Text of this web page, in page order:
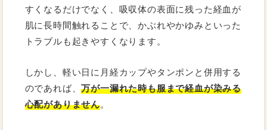
すくなるだけでなく、吸収体の表面に残った経血が
肌に長時間触れることで、かぶれやかゆみといった
トラブルも起きやすくなります。
しかし、軽い日に月経カップやタンポンと併用する
のであれば、万が一漏れた時も服まで経血が染みる
心配がありません。